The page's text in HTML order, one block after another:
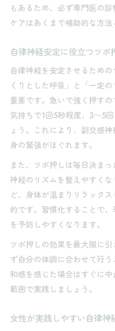
もあるため、必ず専門医の
ケアはあくまで補助的な方法
自律神経安定に役立つツボ
自律神経を安定させるため
くりとした呼吸」と「一定
重要です。急いで強く押す
気持ちで1回5秒程度、3〜5
ょう。これにより、副交感
身の緊張がほぐれます。
また、ツボ押しは毎日決ま
神経のリズムを整えやすく
ど、身体が温まりリラック
的です。習慣化することで
を予防しやすくなります。
ツボ押しの効果を最大限に
ず自分の体調に合わせて行
和感を感じた場合はすぐに
範囲で実践しましょう。
女性が実践しやすい自律神